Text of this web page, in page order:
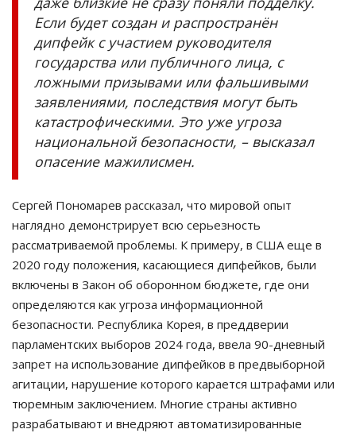
Если будет создан и распространён
дипфейк с участием руководителя
государства или публичного лица, с
ложными призывами или фальшивыми
заявлениями, последствия могут быть
катастрофическими. Это уже угроза
национальной безопасности, – высказал
опасение мажилисмен.
Сергей Пономарев рассказал, что мировой опыт
наглядно демонстрирует всю серьезность
рассматриваемой проблемы. К примеру, в США еще в
2020 году положения, касающиеся дипфейков, были
включены в Закон об оборонном бюджете, где они
определяются как угроза информационной
безопасности. Республика Корея, в преддверии
парламентских выборов 2024 года, ввела 90-дневный
запрет на использование дипфейков в предвыборной
агитации, нарушение которого карается штрафами или
тюремным заключением. Многие страны активно
разрабатывают и внедряют автоматизированные